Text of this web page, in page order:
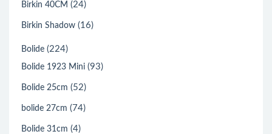
Birkin 40CM (24)
Birkin Shadow (16)
Bolide (224)
Bolide 1923 Mini (93)
Bolide 25cm (52)
bolide 27cm (74)
Bolide 31cm (4)